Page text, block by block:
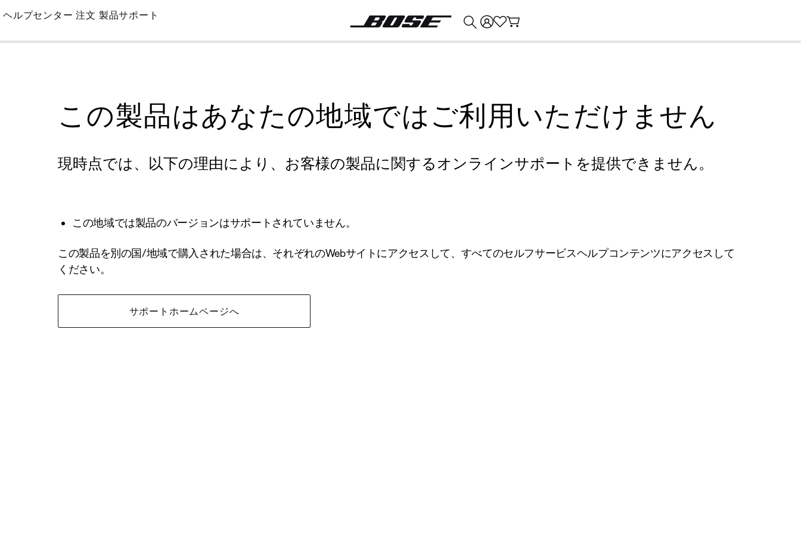
Skip
Main
ヘルプセンター 注文 製品サポート
この製品はあなたの地域ではご利用いただけません
現時点では、以下の理由により、お客様の製品に関するオンラインサポートを提供できません。
この地域では製品のバージョンはサポートされていません。
この製品を別の国/地域で購入された場合は、それぞれのWebサイトにアクセスして、すべてのセルフサービスヘルプコンテンツにアクセスして
ください。
サポートホームページへ